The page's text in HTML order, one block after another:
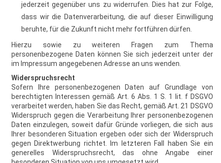
jederzeit gegenüber uns zu widerrufen. Dies hat zur Folge,
dass wir die Datenverarbeitung, die auf dieser Einwilligung
beruhte, für die Zukunft nicht mehr fortführen dürfen.
Hierzu sowie zu weiteren Fragen zum Thema
personenbezogene Daten können Sie sich jederzeit unter der
im Impressum angegebenen Adresse an uns wenden.
Widerspruchsrecht
Sofern Ihre personenbezogenen Daten auf Grundlage von
berechtigten Interessen gemäß Art. 6 Abs. 1 S. 1 lit. f DSGVO
verarbeitet werden, haben Sie das Recht, gemäß Art. 21 DSGVO
Widerspruch gegen die Verarbeitung Ihrer personenbezogenen
Daten einzulegen, soweit dafür Gründe vorliegen, die sich aus
Ihrer besonderen Situation ergeben oder sich der Widerspruch
gegen Direktwerbung richtet. Im letzteren Fall haben Sie ein
generelles Widerspruchsrecht, das ohne Angabe einer